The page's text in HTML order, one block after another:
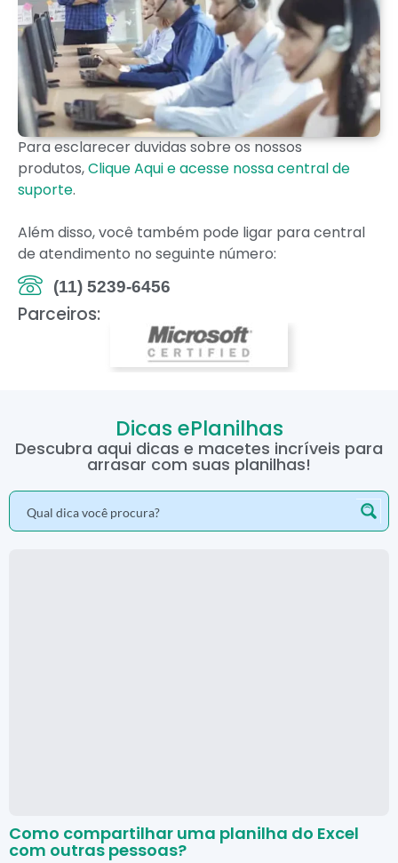
Para esclarecer duvidas sobre os nossos
produtos,Clique Aqui e acesse nossa central de
suporte.
Além disso, você também pode ligar para central
de atendimento no seguinte número:
(11) 5239-6456
Parceiros:
Dicas ePlanilhas
Descubra aqui dicas e macetes incríveis para
arrasar com suas planilhas!
Como compartilhar uma planilha do Excel
com outras pessoas?